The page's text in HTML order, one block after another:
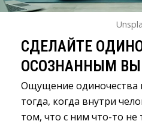
СДЕЛАЙТЕ
ОСОЗНАННЫМ
Ощущение одиночества
тогда, когда внутри
том, что с ним что-то не